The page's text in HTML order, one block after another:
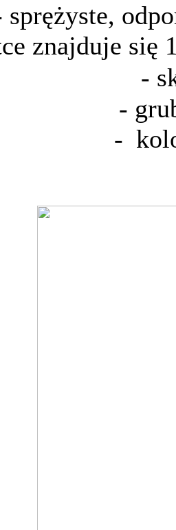
sprężyste,
znajduje się
-
-
-